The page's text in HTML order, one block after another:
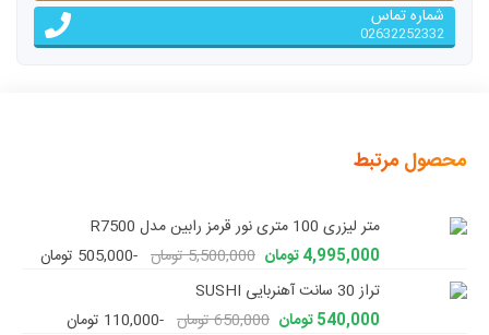
شماره تماس
02632252332
محصول مرتبط
متر لیزری 100 متری نور قرمز رابین مدل R7500
4,995,000 تومان
5,500,000 تومان
-505,000 تومان
تراز 30 سانت آهنربایی SUSHI
540,000 تومان
650,000 تومان
-110,000 تومان